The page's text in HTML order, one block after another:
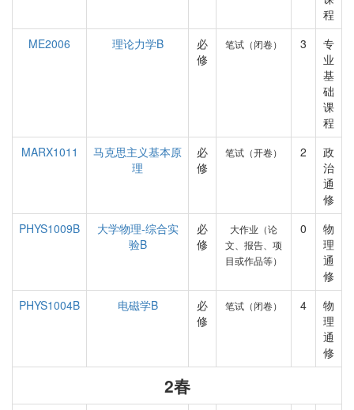
程
ME2006
理论力学B
必
修
笔试（闭卷） 3
专
业
基
础
课
程
MARX1011
马克思主义基本原
理
必
修
笔试（开卷） 2
政
治
通
修
PHYS1009B
大学物理-综合实
验B
必
修
大作业（论
文、报告、项
目或作品等）
0
物
理
通
修
PHYS1004B
电磁学B
必
修
笔试（闭卷） 4
物
理
通
修
2春